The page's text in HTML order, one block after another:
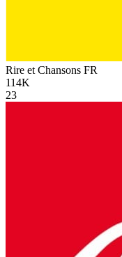
Rire et Chansons FR
114K
23